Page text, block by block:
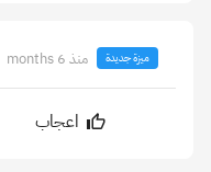
ميزة جديدة منذ 6 months
اعجاب